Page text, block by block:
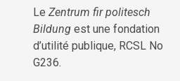
Le Zentrum fir politesch
Bildung est une fondation
d’utilité publique, RCSL No
G236.